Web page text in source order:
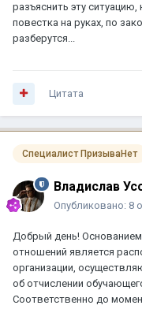
разъяснить эту
повестка на руках, по
разберутся...
Цитата
Специалист ПризываНет
Владислав
Опубликовано: 8
Добрый день!
отношений является
организации,
об отчислении
Соответственно до